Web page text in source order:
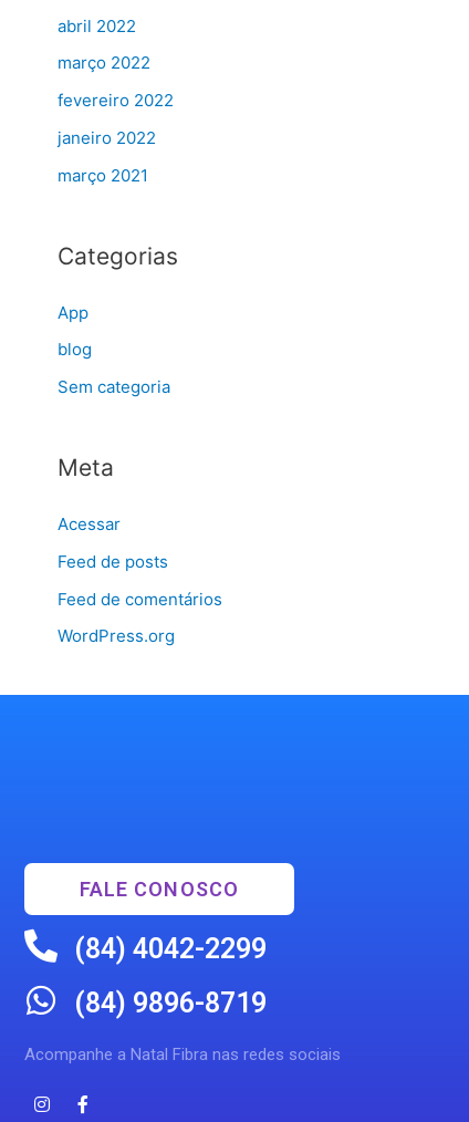
abril 2022
março 2022
fevereiro 2022
janeiro 2022
março 2021
Categorias
App
blog
Sem categoria
Meta
Acessar
Feed de posts
Feed de comentários
WordPress.org
FALE CONOSCO
(84) 4042-2299
(84) 9896-8719
Acompanhe a Natal Fibra nas redes sociais